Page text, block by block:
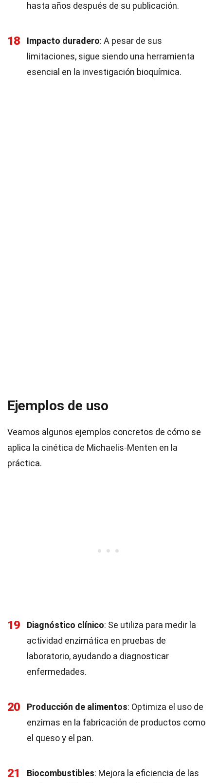
hasta años después de su publicación.
18 Impacto duradero: A pesar de sus
limitaciones, sigue siendo una herramienta
esencial en la investigación bioquímica.
Ejemplos de uso
Veamos algunos ejemplos concretos de cómo se
aplica la cinética de Michaelis-Menten en la
práctica.
19 Diagnóstico clínico: Se utiliza para medir la
actividad enzimática en pruebas de
laboratorio, ayudando a diagnosticar
enfermedades.
20 Producción de alimentos: Optimiza el uso de
enzimas en la fabricación de productos como
el queso y el pan.
21 Biocombustibles: Mejora la eficiencia de las